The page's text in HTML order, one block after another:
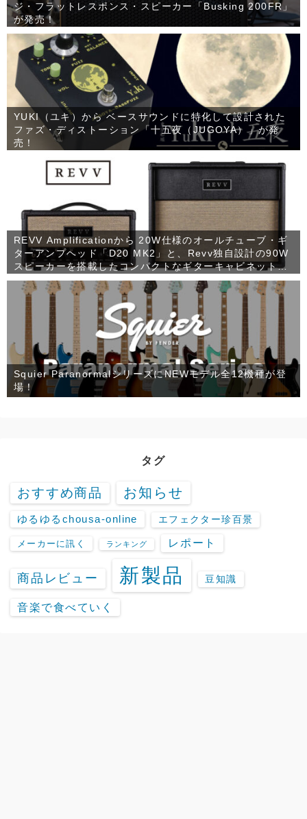
ジ・フラットレスポンス・スピーカー「Busking 200FR」
が発売！
YUKI（ユキ）から ベースサウンドに特化して設計された
ファズ・ディストーション「十五夜（JUGOYA）」が発
売！
REVV Amplificationから 20W仕様のオールチューブ・ギ
ターアンプヘッド「D20 MK2」と、Revv独自設計の90W
スピーカーを搭載したコンパクトなギターキャビネット
「1×12 RV90」が発売！
Squier ParanormalシリーズにNEWモデル全12機種が登
場！
タグ
おすすめ商品 お知らせ
ゆるゆるchousa-online エフェクター珍百景
メーカーに訊く ランキング レポート
商品レビュー 新製品 豆知識
音楽で食べていく